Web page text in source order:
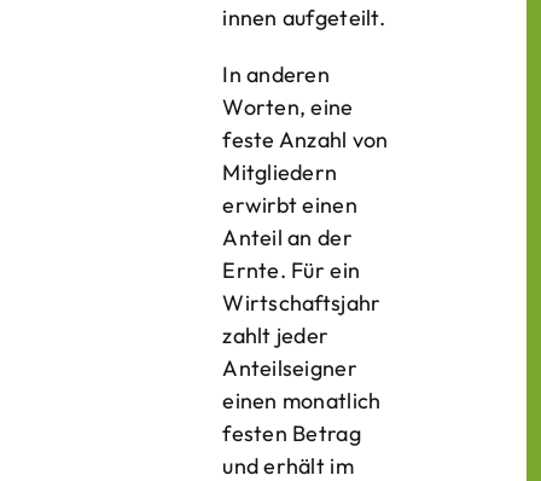
innen aufgeteilt.
In anderen
Worten, eine
feste Anzahl von
Mitgliedern
erwirbt einen
Anteil an der
Ernte. Für ein
Wirtschaftsjahr
zahlt jeder
Anteilseigner
einen monatlich
festen Betrag
und erhält im